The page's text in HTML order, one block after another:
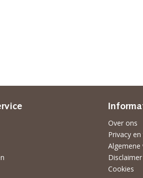
Over ons
Privacy
Disclaimer
Cookies